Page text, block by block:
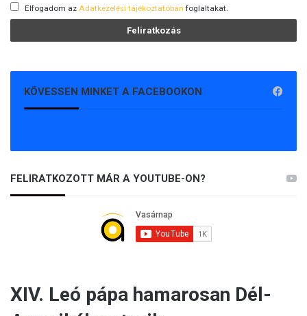
Elfogadom az Adatkezelési tájékoztatóban foglaltakat.
KÖVESSEN MINKET A FACEBOOKON
FELIRATKOZOTT MÁR A YOUTUBE-ON?